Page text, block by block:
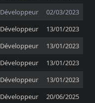
Développeur
02/03/2023
Développeur
13/01/2023
Développeur
13/01/2023
Développeur
13/01/2023
Développeur
13/01/2023
Développeur
20/06/2025